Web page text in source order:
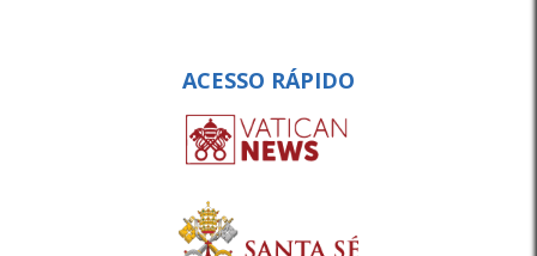
ACESSO RÁPIDO